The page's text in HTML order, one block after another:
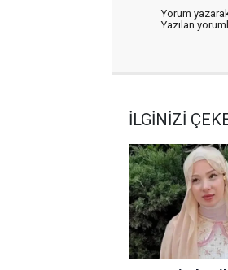
Yorum
Yazılan